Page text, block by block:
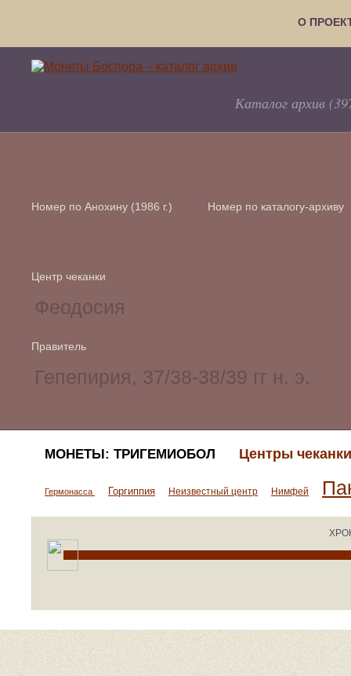
О
Каталог архив
Номер по Анохину (1986 г.) Номер по каталогу-архиву
Центр чеканки
Правитель
МОНЕТЫ: ТРИГЕМИОБОЛ Центры
Гермонасса Горгиппия Неизвестный центр Нимфей